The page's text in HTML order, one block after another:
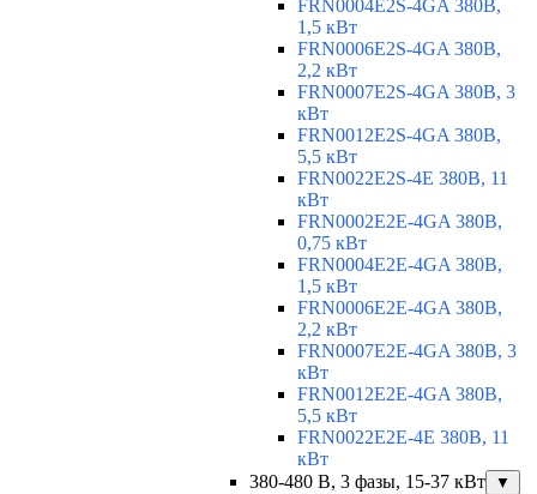
FRN0004E2S-4GA 380В,
1,5 кВт
FRN0006E2S-4GA 380В,
2,2 кВт
FRN0007E2S-4GA 380В, 3
кВт
FRN0012E2S-4GA 380В,
5,5 кВт
FRN0022E2S-4E 380В, 11
кВт
FRN0002E2E-4GA 380В,
0,75 кВт
FRN0004E2E-4GA 380В,
1,5 кВт
FRN0006E2E-4GA 380В,
2,2 кВт
FRN0007E2E-4GA 380В, 3
кВт
FRN0012E2E-4GA 380В,
5,5 кВт
FRN0022E2E-4E 380В, 11
кВт
380-480 В, 3 фазы, 15-37 кВт
▼